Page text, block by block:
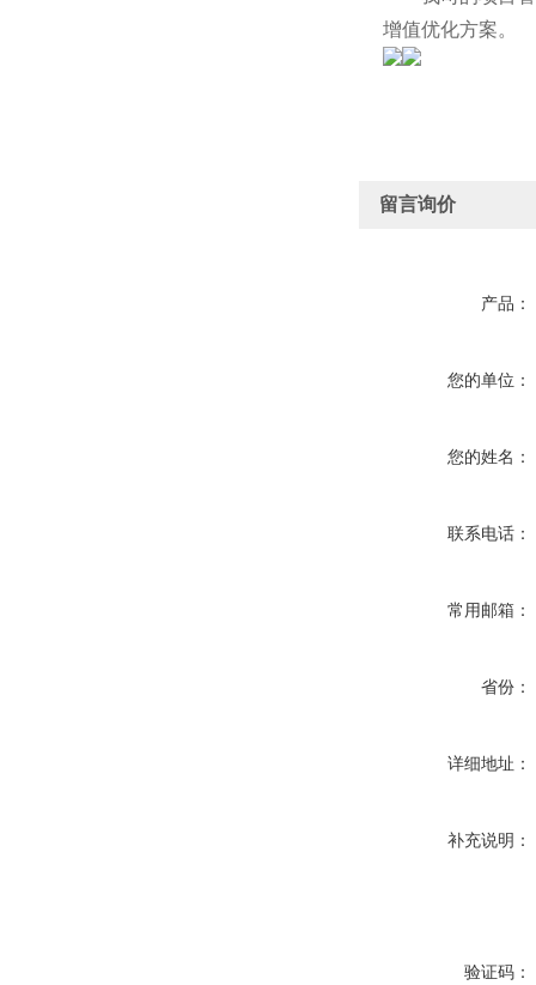
增值优化方案。
留言询价
产品：
您的单位：
您的姓名：
联系电话：
常用邮箱：
省份：
详细地址：
补充说明：
验证码：